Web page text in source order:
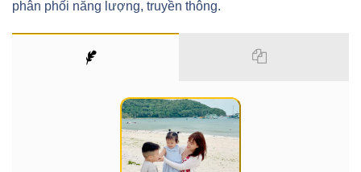
phân phối năng lượng, truyền thông.